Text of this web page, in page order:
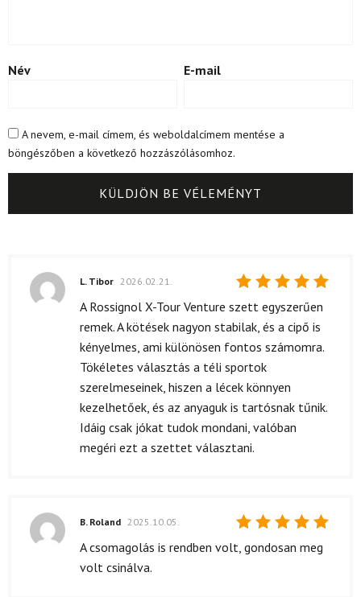
Név E-mail
A nevem, e-mail címem, és weboldalcímem mentése a
böngészőben a következő hozzászólásomhoz.
Értékelés:
/ 5
L. Tibor 2026.02.21.
A Rossignol X-Tour Venture szett egyszerűen
remek. A kötések nagyon stabilak, és a cipő is
kényelmes, ami különösen fontos számomra.
Tökéletes választás a téli sportok
szerelmeseinek, hiszen a lécek könnyen
kezelhetőek, és az anyaguk is tartósnak tűnik.
Idáig csak jókat tudok mondani, valóban
megéri ezt a szettet választani.
Értékelés:
5/ 5
B. Roland 2025.10.05.
A csomagolás is rendben volt, gondosan meg
volt csinálva.